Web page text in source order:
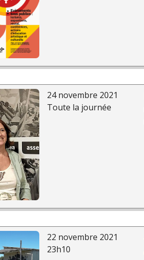
24 novembre 2021
Toute la journée
22 novembre 2021
23h10